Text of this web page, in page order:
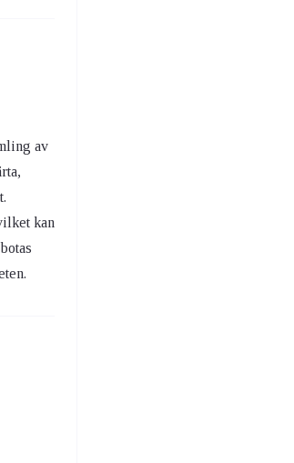
av
kan